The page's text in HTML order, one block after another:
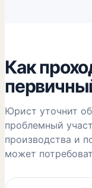
Как
Юрист уточнит
проблемный
производства и
может